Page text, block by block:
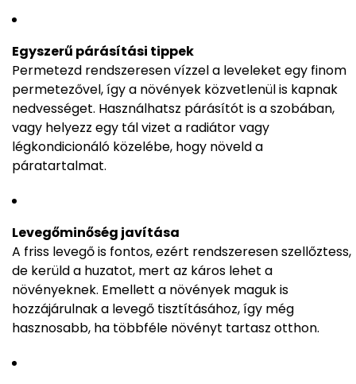
Egyszerű párásítási tippek
Permetezd rendszeresen vízzel a leveleket egy finom
permetezővel, így a növények közvetlenül is kapnak
nedvességet. Használhatsz párásítót is a szobában,
vagy helyezz egy tál vizet a radiátor vagy
légkondicionáló közelébe, hogy növeld a
páratartalmat.
Levegőminőség javítása
A friss levegő is fontos, ezért rendszeresen szellőztess,
de kerüld a huzatot, mert az káros lehet a
növényeknek. Emellett a növények maguk is
hozzájárulnak a levegő tisztításához, így még
hasznosabb, ha többféle növényt tartasz otthon.